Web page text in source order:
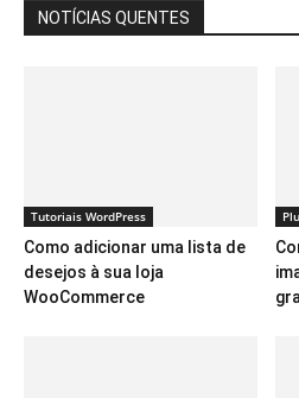
NOTÍCIAS QUENTES
Tutoriais WordPress
Como adicionar uma lista de
desejos à sua loja
WooCommerce